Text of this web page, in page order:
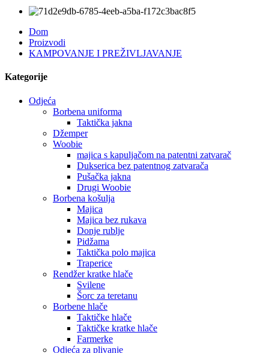
Dom
Proizvodi
KAMPOVANJE I PREŽIVLJAVANJE
Kategorije
Odjeća
Borbena uniforma
Taktička jakna
Džemper
Woobie
majica s kapuljačom na patentni zatvarač
Dukserica bez patentnog zatvarača
Pušačka jakna
Drugi Woobie
Borbena košulja
Majica
Majica bez rukava
Donje rublje
Pidžama
Taktička polo majica
Traperice
Rendžer kratke hlače
Svilene
Šorc za teretanu
Borbene hlače
Taktičke hlače
Taktičke kratke hlače
Farmerke
Odjeća za plivanje